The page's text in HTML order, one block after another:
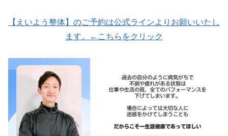
【えいよう整体】のご予約は公式ラインよりお願いいたし
ます。←こちらをクリック